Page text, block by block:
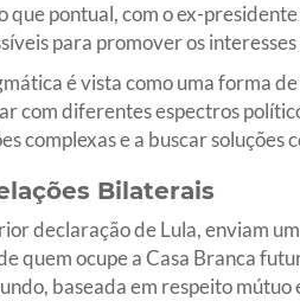
que pontual, com o ex-
para promover os
é vista como uma forma
com diferentes espectros
complexas e a buscar
Bilaterais
declaração de Lula, enviam
quem ocupe a Casa Branca
baseada em respeito mútuo